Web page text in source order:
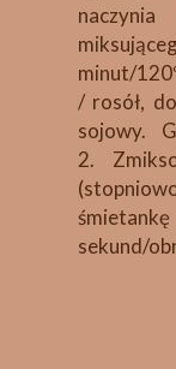
minut/
/ rosół,
sojowy.
2.
sekund/